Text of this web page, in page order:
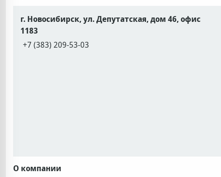
г. Новосибирск, ул. Депутатская, дом 46, офис
1183
+7 (383) 209-53-03
О компании